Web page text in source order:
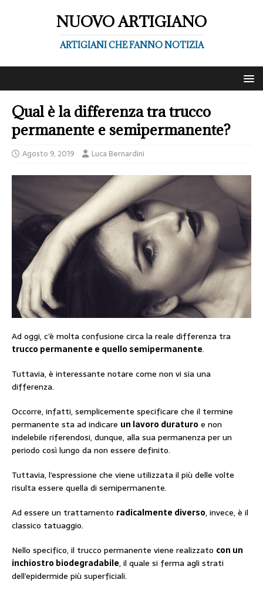
NUOVO ARTIGIANO
ARTIGIANI CHE FANNO NOTIZIA
Qual è la differenza tra trucco
permanente e semipermanente?
Agosto 9, 2019 Luca Bernardini
Ad oggi, c’è molta confusione circa la reale differenza tra
trucco permanente e quello semipermanente.
Tuttavia, è interessante notare come non vi sia una
differenza.
Occorre, infatti, semplicemente specificare che il termine
permanente sta ad indicare un lavoro duraturo e non
indelebile riferendosi, dunque, alla sua permanenza per un
periodo così lungo da non essere definito.
Tuttavia, l’espressione che viene utilizzata il più delle volte
risulta essere quella di semipermanente.
Ad essere un trattamento radicalmente diverso, invece, è il
classico tatuaggio.
Nello specifico, il trucco permanente viene realizzato con un
inchiostro biodegradabile, il quale si ferma agli strati
dell’epidermide più superficiali.